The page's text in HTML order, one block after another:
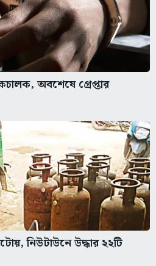
অবশেষে গ্রেপ্তার
নিউটাউনে উদ্ধার ২২টি